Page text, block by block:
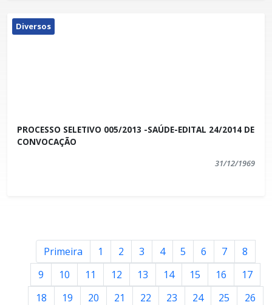
Diversos
PROCESSO SELETIVO 005/2013 -SAÚDE-EDITAL 24/2014 DE
CONVOCAÇÃO
31/12/1969
Primeira 1 2 3 4 5 6 7
8
9
10 11 12 13 14 15 16
17
18
19 20 21 22 23 24 25
26